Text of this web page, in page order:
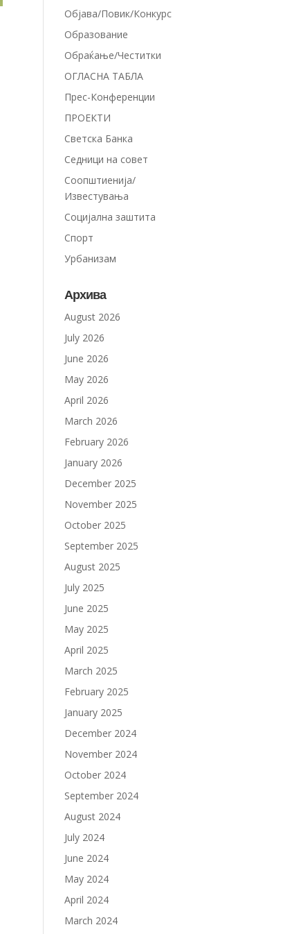
Објава/Повик/Конкурс
Образование
Обраќање/Честитки
ОГЛАСНА ТАБЛА
Прес-Конференции
ПРОЕКТИ
Светска Банка
Седници на совет
Соопштиенија/
Известувања
Социјална заштита
Спорт
Урбанизам
Архива
August 2026
July 2026
June 2026
May 2026
April 2026
March 2026
February 2026
January 2026
December 2025
November 2025
October 2025
September 2025
August 2025
July 2025
June 2025
May 2025
April 2025
March 2025
February 2025
January 2025
December 2024
November 2024
October 2024
September 2024
August 2024
July 2024
June 2024
May 2024
April 2024
March 2024